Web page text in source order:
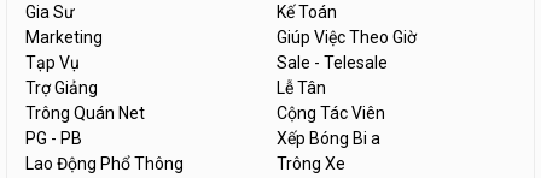
Gia Sư
Kế Toán
Marketing
Giúp Việc Theo Giờ
Tạp Vụ
Sale - Telesale
Trợ Giảng
Lễ Tân
Trông Quán Net
Cộng Tác Viên
PG - PB
Xếp Bóng Bi a
Lao Động Phổ Thông
Trông Xe